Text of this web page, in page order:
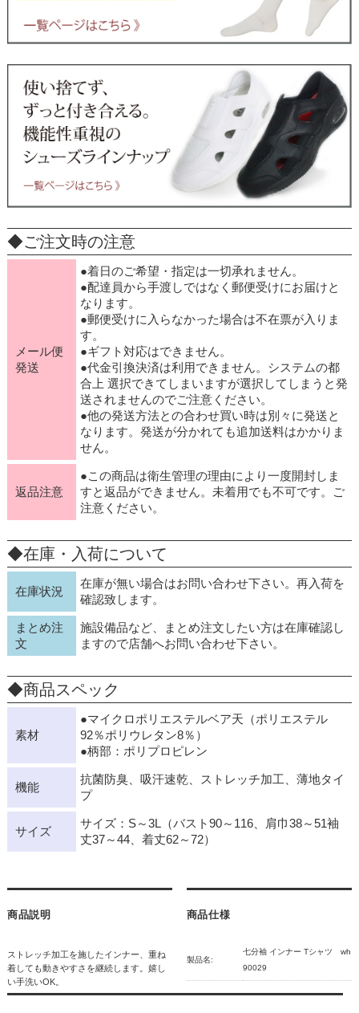
◆ご注文時の注意
メール便
発送
●着日のご希望・指定は一切承れません。
●配達員から手渡しではなく郵便受けにお届けと
なります。
●郵便受けに入らなかった場合は不在票が入りま
す。
●ギフト対応はできません。
●代金引換決済は利用できません。システムの都
合上 選択できてしまいますが選択してしまうと発
送されませんのでご注意ください。
●他の発送方法との合わせ買い時は別々に発送と
なります。発送が分かれても追加送料はかかりま
せん。
返品注意
●この商品は衛生管理の理由により一度開封しま
すと返品ができません。未着用でも不可です。ご
注意ください。
◆在庫・入荷について
在庫状況
在庫が無い場合はお問い合わせ下さい。再入荷を
確認致します。
まとめ注
文
施設備品など、まとめ注文したい方は在庫確認し
ますので店舗へお問い合わせ下さい。
◆商品スペック
素材
●マイクロポリエステルベア天（ポリエステル
92％ポリウレタン8％）
●柄部：ポリプロピレン
機能
抗菌防臭、吸汗速乾、ストレッチ加工、薄地タイ
プ
サイズ
サイズ：S～3L（バスト90～116、肩巾38～51袖
丈37～44、着丈62～72）
商品説明
ストレッチ加工を施したインナー、重ね
着しても動きやすさを継続します。嬉し
い手洗いOK。
商品仕様
製品名:
七分袖 インナー Tシャツ wh
90029